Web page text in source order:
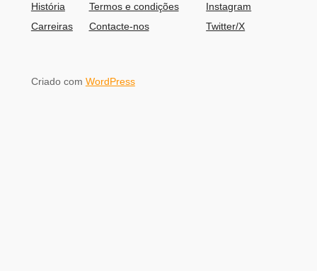
História
Carreiras
Termos e condições
Contacte-nos
Instagram
Twitter/X
Criado com WordPress